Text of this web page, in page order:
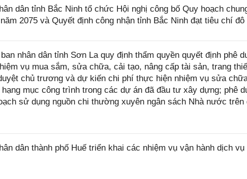
dân tỉnh Bắc Ninh tổ chức Hội nghị công bố Quy hoạch
2075 và Quyết định công nhận tỉnh Bắc Ninh đạt tiêu chí đô
nhân dân tỉnh Sơn La quy định thẩm quyền quyết định phê
vụ mua sắm, sửa chữa, cải tạo, nâng cấp tài sản, trang
chủ trương và dự kiến chi phí thực hiện nhiệm vụ sửa
mục công trình trong các dự án đã đầu tư xây dựng; phê
sử dụng nguồn chi thường xuyên ngân sách Nhà nước trên
dân thành phố Huế triển khai các nhiệm vụ vận hành dịch vụ